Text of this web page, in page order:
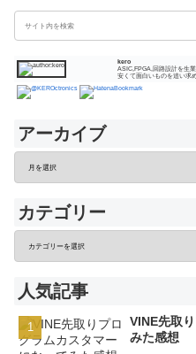
kero
ASIC,FPGA,回路設計を生
安くて面白いものを追い求
アーカイブ
カテゴリー
人気記事
VINE先取
みた感想